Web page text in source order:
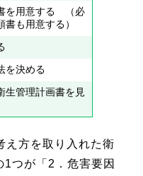
を用意する （必
も用意する）
を決める
生管理計画書を見
方を取り入れた衛
つが「2．危害要因